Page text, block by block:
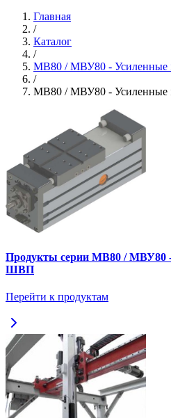
Главная
/
Каталог
/
МВ80 / МВУ80 -
/
МВ80 / МВУ80 -
Продукты серии МВ80 / МВУ80
ШВП
Перейти к продуктам